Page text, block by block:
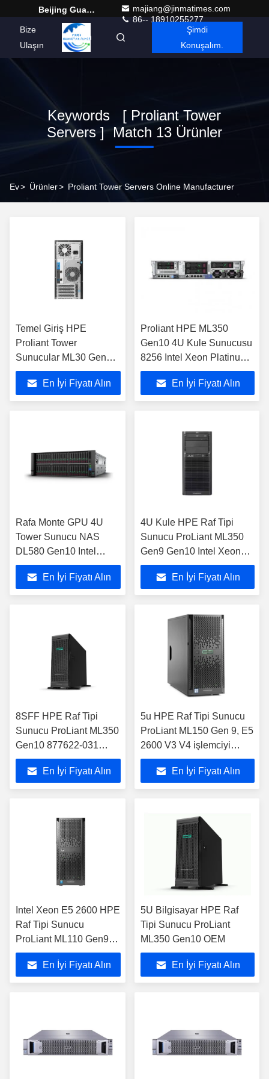
Beijing Guangtian Runze Technology Co., Ltd.
majiang@jinmatimes.com
86-- 18910255277
Bize
Ulaşın
Turkish
Şimdi
Konuşalım.
Keywords [ Proliant Tower
Servers ] Match 13 Ürünler
Ev> Ürünler> Proliant Tower Servers Online Manufacturer
Temel Giriş HPE
Proliant Tower
Sunucular ML30 Gen9
Intel Xeon E3-1200 V6
En İyi Fiyatı Alın
Proliant HPE ML350
Gen10 4U Kule Sunucusu
8256 Intel Xeon Platinum
Sunucu
En İyi Fiyatı Alın
Rafa Monte GPU 4U
Tower Sunucu NAS
DL580 Gen10 Intel
Xeon Gold 5120 CPU
En İyi Fiyatı Alın
4U Kule HPE Raf Tipi
Sunucu ProLiant ML350
Gen9 Gen10 Intel Xeon
Yüksek Performans
En İyi Fiyatı Alın
8SFF HPE Raf Tipi
Sunucu ProLiant ML350
Gen10 877622-031
4114 2P 32GB-R P408i-
En İyi Fiyatı Alın
5u HPE Raf Tipi Sunucu
ProLiant ML150 Gen 9, E5
2600 V3 V4 işlemciyi
destekler
En İyi Fiyatı Alın
Intel Xeon E5 2600 HPE
Raf Tipi Sunucu
ProLiant ML110 Gen9
V3 / V4 CPU
En İyi Fiyatı Alın
5U Bilgisayar HPE Raf
Tipi Sunucu ProLiant
ML350 Gen10 OEM
En İyi Fiyatı Alın